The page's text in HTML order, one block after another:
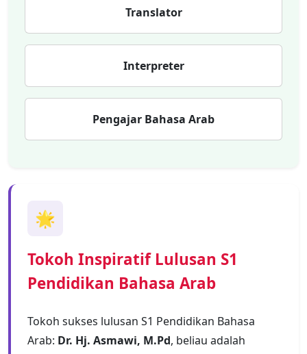
Translator
Interpreter
Pengajar Bahasa Arab
🌟
Tokoh Inspiratif Lulusan S1
Pendidikan Bahasa Arab
Tokoh sukses lulusan S1 Pendidikan Bahasa
Arab: Dr. Hj. Asmawi, M.Pd, beliau adalah